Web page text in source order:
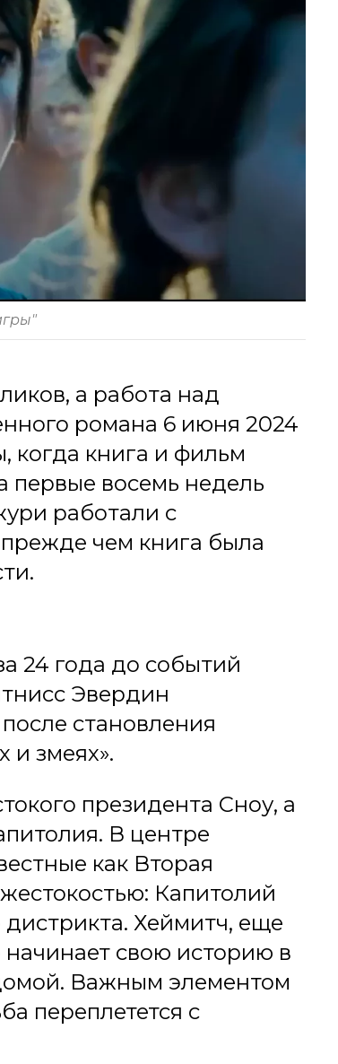
а работа над
романа 6 июня 2024
когда книга и фильм
первые восемь недель
работали с
чем книга была
24 года до событий
Эвердин
становления
и змеях».
президента Сноу, а
В центре
как Вторая
Капитолий
Хеймитч, еще
свою историю в
Важным элементом
переплетется с